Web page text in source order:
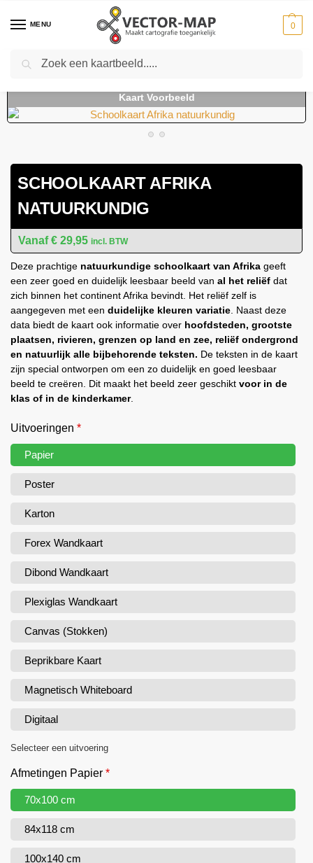
MENU 0
Home Kaarten - Continentkaarten
SCHOOLKAART AFRIKA
NATUURKUNDIG
€ 29,95 incl. BTW
Deze prachtige natuurkundige schoolkaart van Afrika geeft
een zeer goed en duidelijk leesbaar beeld van al het reliëf dat
zich binnen het continent Afrika bevindt. Het reliëf zelf is
aangegeven met een duidelijke kleuren variatie . Naast deze
data biedt de kaart ook informatie over hoofdsteden, grootste
plaatsen, rivieren, grenzen op land en zee, reliëf ondergrond
en natuurlijk alle bijbehorende teksten. De teksten in de kaart
zijn special ontworpen om een zo duidelijk en goed leesbaar
beeld te creëren. Dit maakt het beeld zeer geschikt voor in de
klas of in de kinderkamer.
Uitvoeringen *
Papier
Poster
Karton
Forex Wandkaart
Dibond Wandkaart
Plexiglas Wandkaart
Canvas (Stokken)
Beprikbare Kaart
Magnetisch Whiteboard
Digitaal
Selecteer een uitvoering
Afmetingen Papier *
70x100 cm
84x118 cm
100x140 cm